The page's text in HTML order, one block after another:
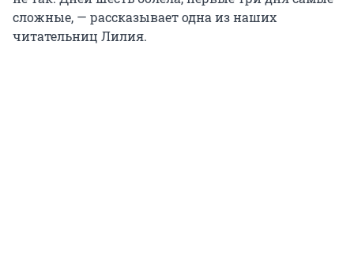
сложные, — рассказывает одна из наших
читательниц Лилия.